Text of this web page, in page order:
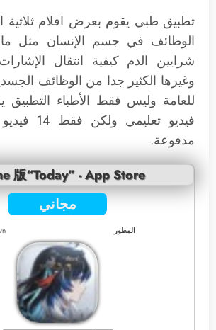
تطبيق طبي يقوم بعرض افلام ثلاثية
الوظائف في جسم الإنسان مثل
شرايين الدم كيفية انتقال
وغيرها الكثير جدا من الوظائف
فيديو
مدفوعة.
版“Today” - App Store
مجاني
المطور